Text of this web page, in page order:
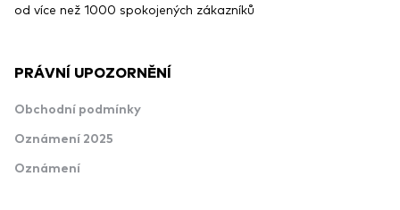
od více než 1000 spokojených zákazníků
PRÁVNÍ UPOZORNĚNÍ
Obchodní podmínky
Oznámení 2025
Oznámení